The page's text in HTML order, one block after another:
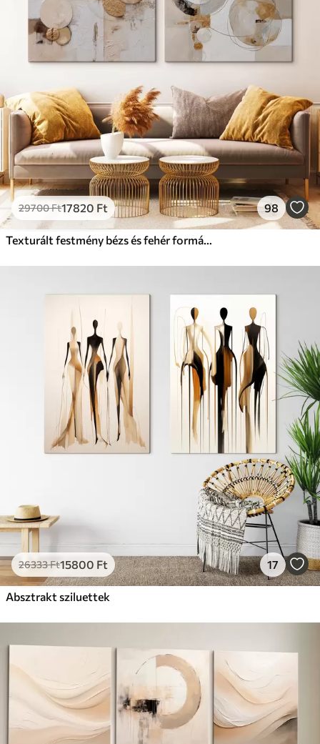
Prémium
Tól9875Ft
✓ Fakulásálló
✓Biztonságos, szagtalan tinta
✓Vászonhatású felület
✗Környezetbarát anyag
Eco-Prémium
Tól12405Ft
✓Élénk, gazdag színek
✓Fakulásálló
29700Ft17820 Ft 98
Texturált festmény bézs és fehér formákkal
26333Ft15800 Ft 17
Absztrakt sziluettek